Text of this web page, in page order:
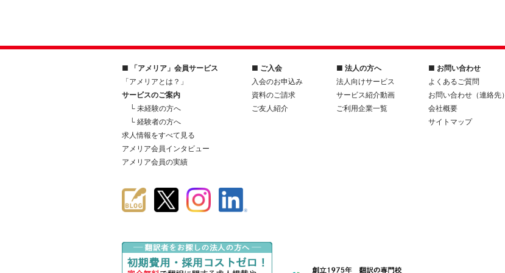
■ 「アメリア」会員サービス
「アメリアとは？」
サービスのご案内
└ 未経験の方へ
└ 経験者の方へ
求人情報をすべて見る
アメリア会員インタビュー
アメリア会員の実績
■ ご入会
入会のお申込み
資料のご請求
ご友人紹介
■ 法人の方へ
法人向けサービス
サービス紹介動画
ご利用企業一覧
■ お問い合わせ
よくあるご質問
お問い合わせ（連絡先）
会社概要
サイトマップ